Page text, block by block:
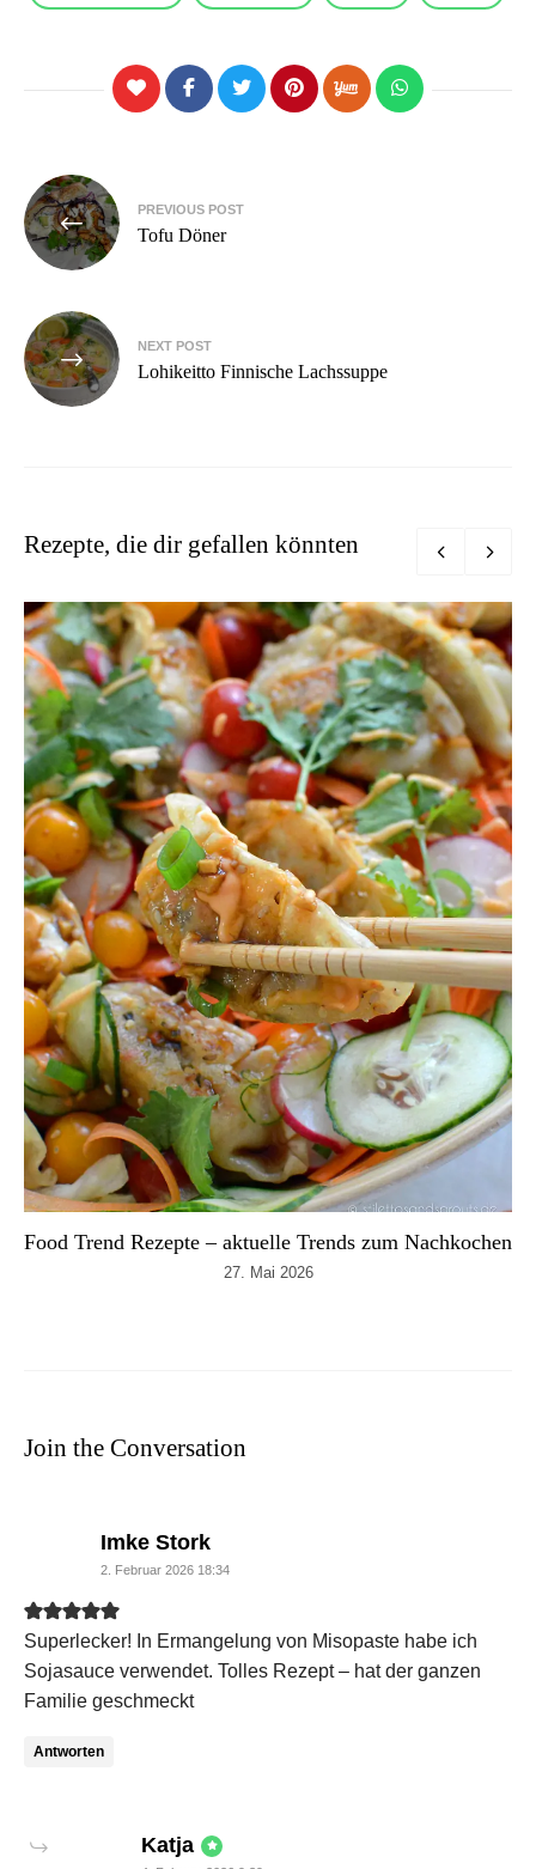
Beitragsnavigation
PREVIOUS POST
Tofu Döner
NEXT POST
Lohikeitto Finnische Lachssuppe
Rezepte, die dir gefallen könnten
Food Trend Rezepte – aktuelle Trends zum Nachkochen
27. Mai 2026
Join the Conversation
Imke Storksays:
2. Februar 2026 18:34
Superlecker! In Ermangelung von Misopaste habe ich
Sojasauce verwendet. Tolles Rezept – hat der ganzen
Familie geschmeckt
Antworten
Katja says: